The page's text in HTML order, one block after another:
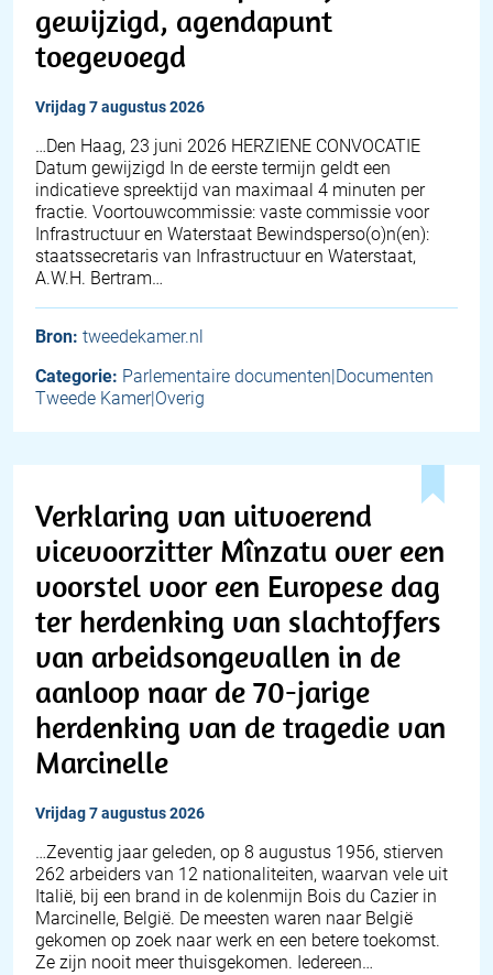
gewijzigd, agendapunt
toegevoegd
vrijdag 7 augustus 2026
…Den Haag, 23 juni 2026 HERZIENE CONVOCATIE
Datum gewijzigd In de eerste termijn geldt een
indicatieve spreektijd van maximaal 4 minuten per
fractie. Voortouwcommissie: vaste commissie voor
Infrastructuur en Waterstaat Bewindsperso(o)n(en):
staatssecretaris van Infrastructuur en Waterstaat,
A.W.H. Bertram…
Bron: tweedekamer.nl
Categorie: Parlementaire documenten|Documenten
Tweede Kamer|Overig
Verklaring van uitvoerend
vicevoorzitter Mînzatu over een
voorstel voor een Europese dag
ter herdenking van slachtoffers
van arbeidsongevallen in de
aanloop naar de 70-jarige
herdenking van de tragedie van
Marcinelle
vrijdag 7 augustus 2026
…Zeventig jaar geleden, op 8 augustus 1956, stierven
262 arbeiders van 12 nationaliteiten, waarvan vele uit
Italië, bij een brand in de kolenmijn Bois du Cazier in
Marcinelle, België. De meesten waren naar België
gekomen op zoek naar werk en een betere toekomst.
Ze zijn nooit meer thuisgekomen. Iedereen…